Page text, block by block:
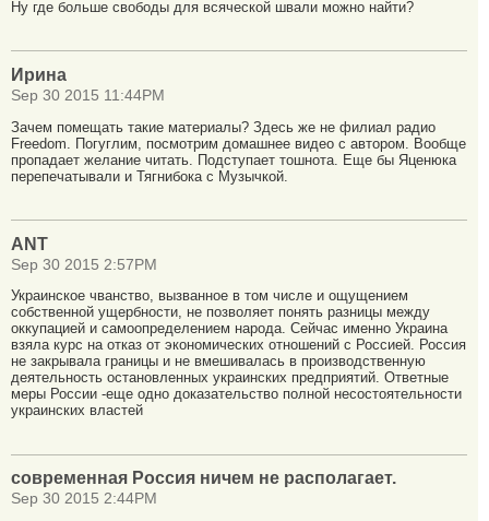
Ну где больше свободы для всяческой швали можно найти?
Ирина
Sep 30 2015 11:44PM
Зачем помещать такие материалы? Здесь же не филиал радио
Freedom. Погуглим, посмотрим домашнее видео с автором. Вообще
пропадает желание читать. Подступает тошнота. Еще бы Яценюка
перепечатывали и Тягнибока с Музычкой.
ANT
Sep 30 2015 2:57PM
Украинское чванство, вызванное в том числе и ощущением
собственной ущербности, не позволяет понять разницы между
оккупацией и самоопределением народа. Сейчас именно Украина
взяла курс на отказ от экономических отношений с Россией. Россия
не закрывала границы и не вмешивалась в производственную
деятельность остановленных украинских предприятий. Ответные
меры России -еще одно доказательство полной несостоятельности
украинских властей
современная Россия ничем не располагает.
Sep 30 2015 2:44PM